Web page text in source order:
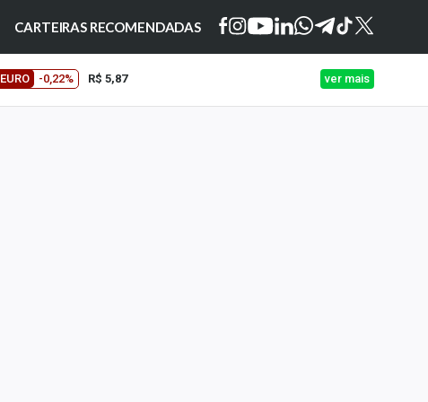
CARTEIRAS RECOMENDADAS
EURO -0,22% R$ 5,87 ver mais